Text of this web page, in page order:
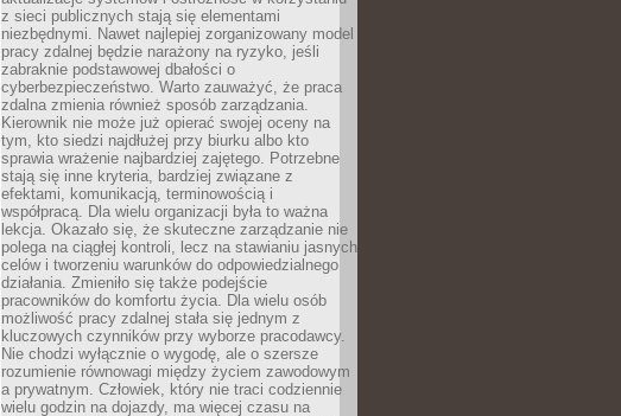
z sieci publicznych stają się elementami
niezbędnymi. Nawet najlepiej zorganizowany model
pracy zdalnej będzie narażony na ryzyko, jeśli
zabraknie podstawowej dbałości o
cyberbezpieczeństwo. Warto zauważyć, że praca
zdalna zmienia również sposób zarządzania.
Kierownik nie może już opierać swojej oceny na
tym, kto siedzi najdłużej przy biurku albo kto
sprawia wrażenie najbardziej zajętego. Potrzebne
stają się inne kryteria, bardziej związane z
efektami, komunikacją, terminowością i
współpracą. Dla wielu organizacji była to ważna
lekcja. Okazało się, że skuteczne zarządzanie nie
polega na ciągłej kontroli, lecz na stawianiu jasnych
celów i tworzeniu warunków do odpowiedzialnego
działania. Zmieniło się także podejście
pracowników do komfortu życia. Dla wielu osób
możliwość pracy zdalnej stała się jednym z
kluczowych czynników przy wyborze pracodawcy.
Nie chodzi wyłącznie o wygodę, ale o szersze
rozumienie równowagi między życiem zawodowym
a prywatnym. Człowiek, który nie traci codziennie
wielu godzin na dojazdy, ma więcej czasu na